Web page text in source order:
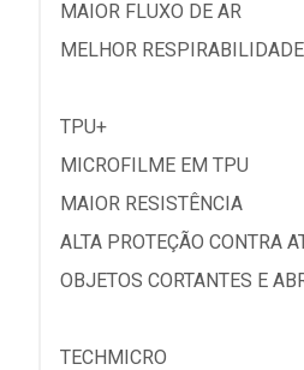
MAIOR FLUXO DE AR
MELHOR
TPU+
MICROFILME EM TPU
MAIOR RESISTÊNCIA
ALTA PROTEÇÃO CONTRA
OBJETOS CORTANTES E
TECHMICRO